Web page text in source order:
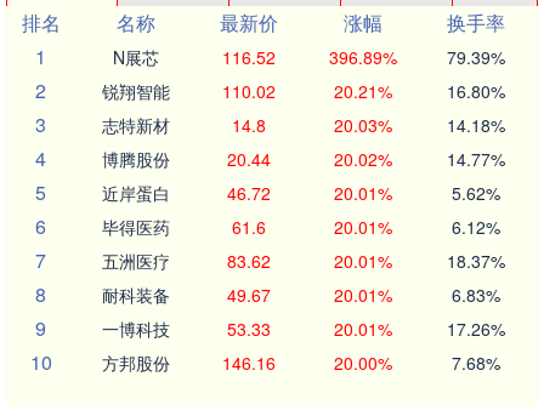
排名
名称 最新价 涨幅
换手率
1
N展芯 116.52 396.89% 79.39%
2 锐翔智能 110.02 20.21% 16.80%
3 志特新材 14.8 20.03% 14.18%
4 博腾股份 20.44 20.02% 14.77%
5 近岸蛋白 46.72 20.01% 5.62%
6 毕得医药 61.6 20.01% 6.12%
7 五洲医疗 83.62 20.01% 18.37%
8 耐科装备 49.67 20.01% 6.83%
9 一博科技 53.33 20.01% 17.26%
10 方邦股份 146.16 20.00% 7.68%